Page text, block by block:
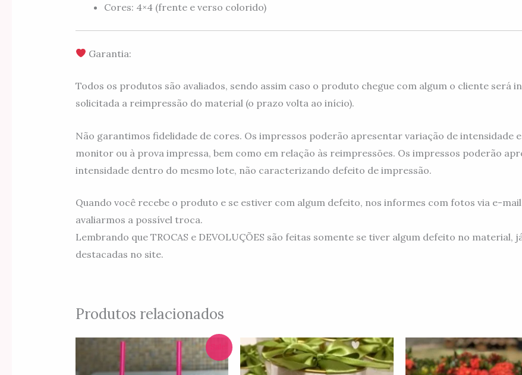
Cores: 4×4 (frente e verso colorido)
Garantia:
Todos os produtos são avaliados, sendo assim caso o produto chegue com algum o cliente será
solicitada a reimpressão do material (o prazo volta ao início).
Não garantimos fidelidade de cores. Os impressos poderão apresentar variação de intensidade
monitor ou à prova impressa, bem como em relação às reimpressões. Os impressos poderão
intensidade dentro do mesmo lote, não caracterizando defeito de impressão.
Quando você recebe o produto e se estiver com algum defeito, nos informes com fotos via e-
avaliarmos a possível troca.
Lembrando que TROCAS e DEVOLUÇÕES são feitas somente se tiver algum defeito no
destacadas no site.
Produtos relacionados
preço
original
preço
atual
Faixa
de
preço: